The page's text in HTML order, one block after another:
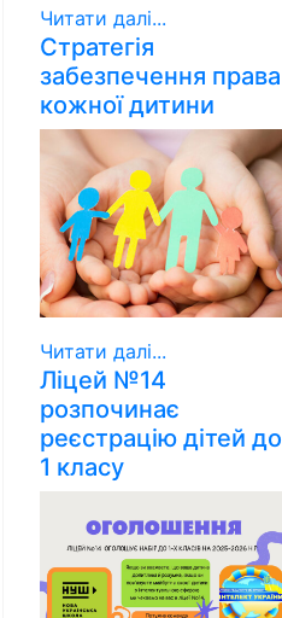
Читати далі...
Стратегія
забезпечення права
кожної дитини
Читати далі...
Ліцей №14
розпочинає
реєстрацію дітей до
1 класу